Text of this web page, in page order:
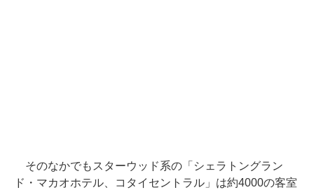
そのなかでもスターウッド系の「シェラトングラン
ド・マカオホテル、コタイセントラル」は約4000の客室